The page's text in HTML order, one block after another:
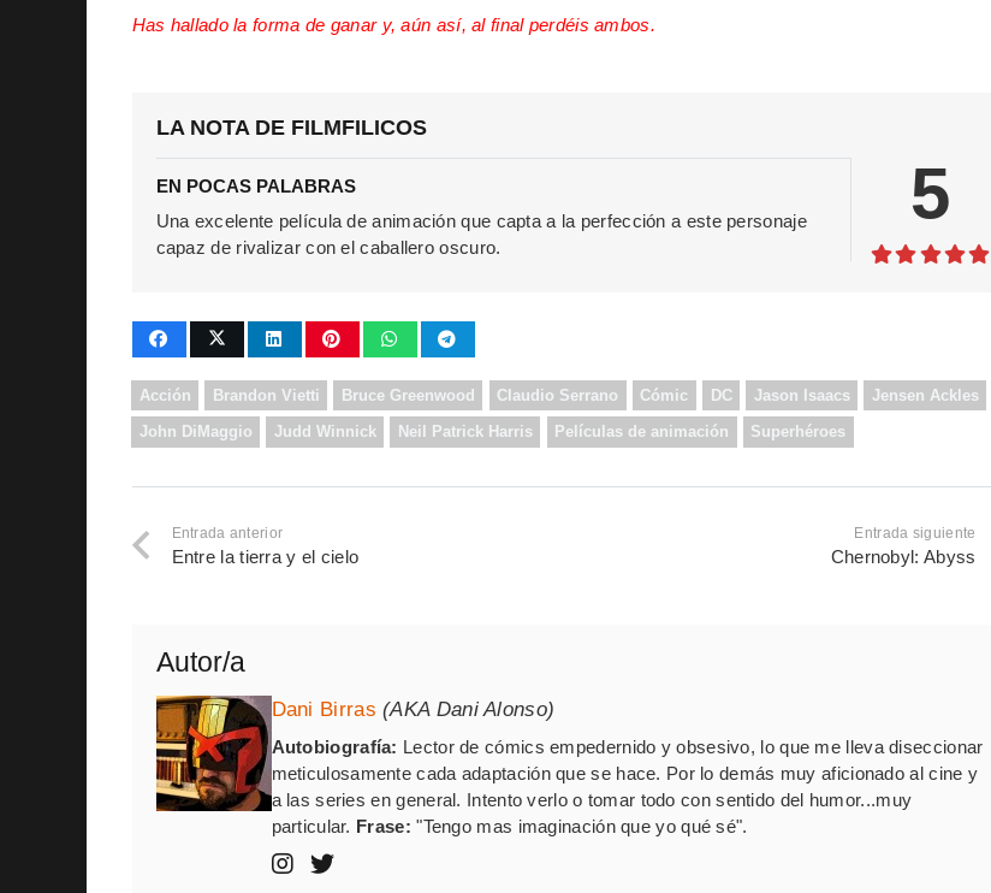
Has hallado la forma de ganar y, aún así, al final perdéis ambos.
LA NOTA DE FILMFILICOS
EN POCAS PALABRAS
Una excelente película de animación que capta a la perfección a este personaje
capaz de rivalizar con el caballero oscuro.
5
Acción Brandon Vietti Bruce Greenwood Claudio Serrano Cómic DC Jason Isaacs Jensen Ackles
John DiMaggio Judd Winnick Neil Patrick Harris Películas de animación Superhéroes
Entrada anterior
Entre la tierra y el cielo
Entrada siguiente
Chernobyl: Abyss
Autor/a
Dani Birras (AKA Dani Alonso)
Autobiografía: Lector de cómics empedernido y obsesivo, lo que me lleva diseccionar
meticulosamente cada adaptación que se hace. Por lo demás muy aficionado al cine y
a las series en general. Intento verlo o tomar todo con sentido del humor...muy
particular. Frase: "Tengo mas imaginación que yo qué sé".